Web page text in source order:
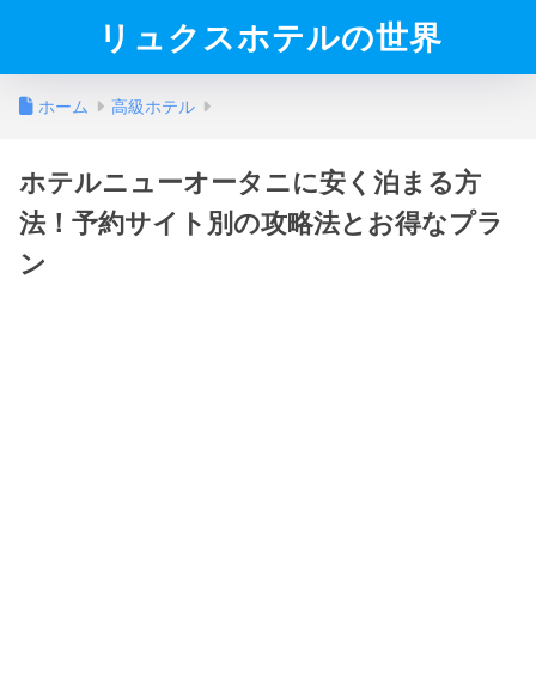
リュクスホテルの世界
ホーム 高級ホテル
ホテルニューオータニに安く泊まる方
法！予約サイト別の攻略法とお得なプラ
ン